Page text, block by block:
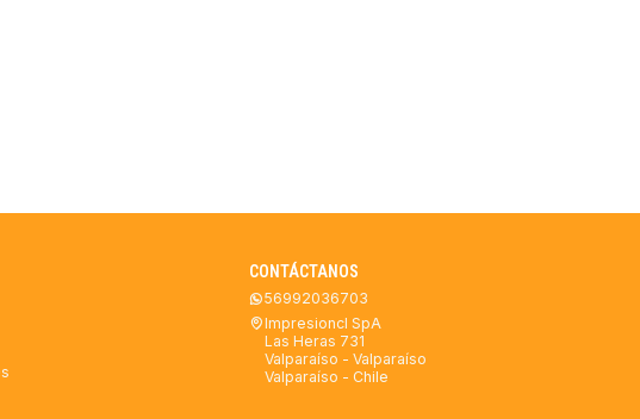
CONTÁCTANOS
56992036703
Impresioncl SpA
Las Heras 731
Valparaíso - Valparaíso
Valparaíso - Chile